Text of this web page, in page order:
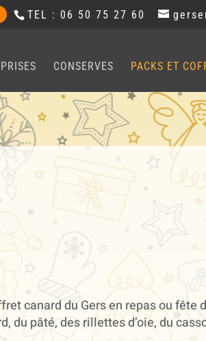
TEL : 06 50 75 27 60
CONSERVES PACKS ET
canard du Gers en repas ou fête
pâté, des rillettes d’oie, du